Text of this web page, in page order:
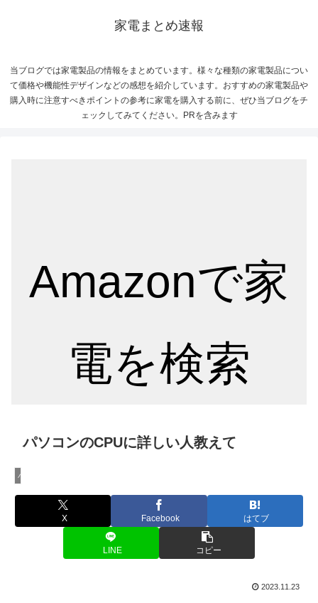
家電まとめ速報
当ブログでは家電製品の情報をまとめています。様々な種類の家電製品につい
て価格や機能性デザインなどの感想を紹介しています。おすすめの家電製品や
購入時に注意すべきポイントの参考に家電を購入する前に、ぜひ当ブログをチ
ェックしてみてください。PRを含みます
Amazonで家
電を検索
パソコンのCPUに詳しい人教えて
パソコン・タブレット
X Facebook はてブ
LINE コピー
2023.11.23